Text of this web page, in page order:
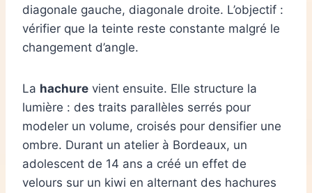
diagonale gauche, diagonale droite. L’objectif :
vérifier que la teinte reste constante malgré le
changement d’angle.
La hachure vient ensuite. Elle structure la
lumière : des traits parallèles serrés pour
modeler un volume, croisés pour densifier une
ombre. Durant un atelier à Bordeaux, un
adolescent de 14 ans a créé un effet de
velours sur un kiwi en alternant des hachures